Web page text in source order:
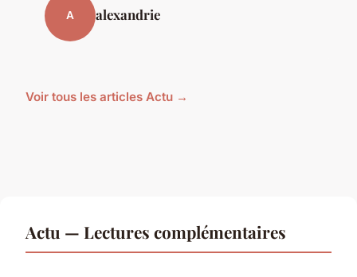
A alexandrie
Voir tous les articles Actu →
Actu — Lectures complémentaires